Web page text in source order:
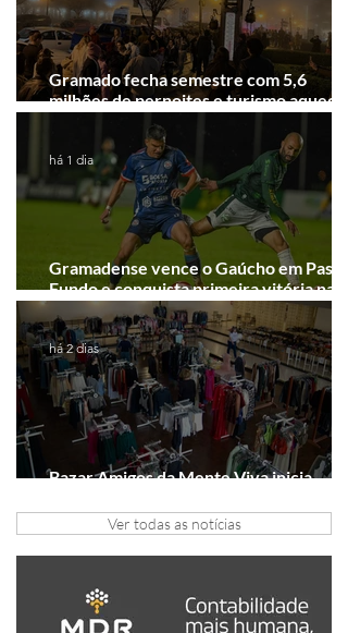
Gramado fecha semestre com 5,6
milhões de pernoites e turismo
Junho desponta!
Gramadense vence o Gaúcho em Passo
Fundo e conquista primeira vitória na
Série A2
há 1 dia
Bazar Amigos da Mente Viva inicia
há 2 dias
Ver todas as notícias